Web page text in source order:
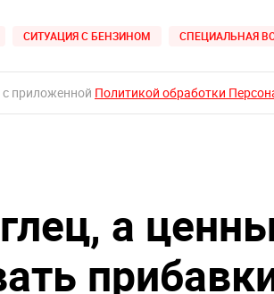
СИТУАЦИЯ С БЕНЗИНОМ СПЕЦИАЛЬНАЯ
приложенной Политикой обработки
а